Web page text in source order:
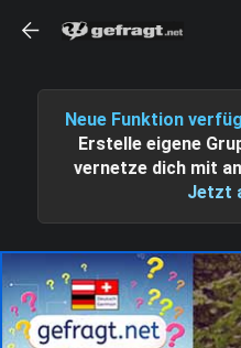
Neue Funktion
Erstelle eigene
vernetze dich mit
Jetzt